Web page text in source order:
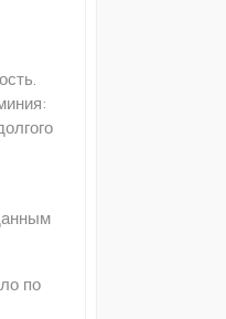
по